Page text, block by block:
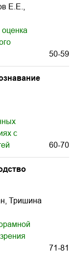
Е.Е.,
50-59
с
60-70
Тришина
71-81